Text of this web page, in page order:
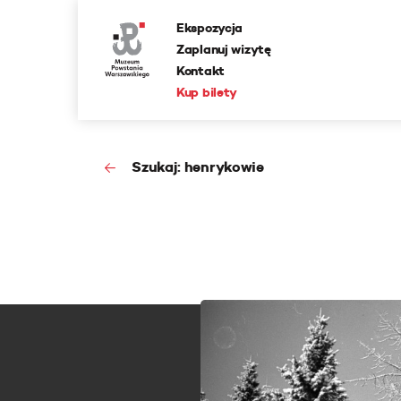
Ekspozycja
Zaplanuj wizytę
Kontakt
Kup bilety
Szukaj: henrykowie